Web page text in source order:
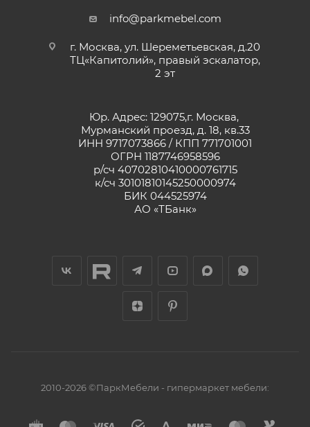
info@parkmebel.com
г. Москва, ул. Шереметьевская, д.20
ТЦ«Капитолий», правый эскалатор,
2 эт
Юр. Адрес: 129075,г. Москва,
Мурманский проезд, д. 18, кв.33
ИНН 9717073866 / КПП 771701001
ОГРН 1187746958596
р/сч 40702810410000761715
к/сч 30101810145250000974
БИК 044525974
АО «ТБанк»
2010-2026 ©ПаркМебели - гипермаркет мебели: